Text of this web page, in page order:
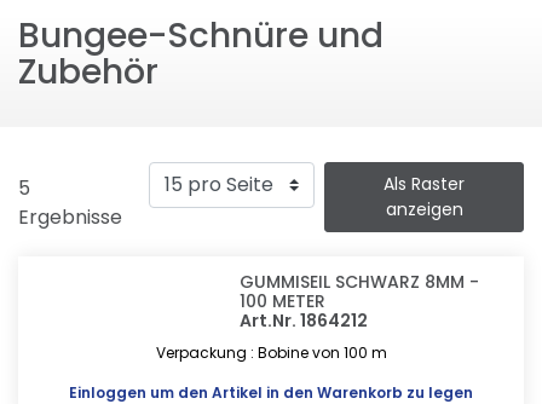
Bungee-Schnüre und
Zubehör
5
Ergebnisse
Als Raster
anzeigen
GUMMISEIL SCHWARZ 8MM -
100 METER
Art.Nr. 1864212
Verpackung : Bobine von 100 m
Einloggen um den Artikel in den Warenkorb zu legen